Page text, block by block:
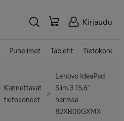
Kirjaudu
Puhelimet Tabletit Tietokoneet
Kannettavat
tietokoneet
Lenovo IdeaPad
Slim 3 15,6”
harmaa
82XB00GXMX